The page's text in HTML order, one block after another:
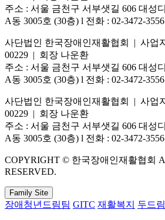
주소 : 서울 금천구 서부샛길 606 대성
A동 3005호 (30층) l 전화 : 02-3472-
사단법인 한국장애인재활협회 | 사업
00229 | 회장 나운환
주소 : 서울 금천구 서부샛길 606 대성
A동 3005호 (30층) l 전화 : 02-3472-
사단법인 한국장애인재활협회 | 사업
00229 | 회장 나운환
주소 : 서울 금천구 서부샛길 606 대성
A동 3005호 (30층) l 전화 : 02-3472-
COPYRIGHT © 한국장애인재활협회
RESERVED.
Family Site
장애청년드림팀 GITC 재활복지 두드